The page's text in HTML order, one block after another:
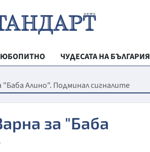
ЧУДЕСАТА НА БЪЛГАРИЯ
ВЕСТНИК
МЛАДЕЖКА
ЗДРАВЕ
Алино". Подминал сигналите
за "Баба